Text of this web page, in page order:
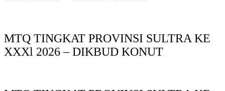
MTQ TINGKAT PROVINSI SULTRA KE
XXXl 2026 – DIKBUD KONUT